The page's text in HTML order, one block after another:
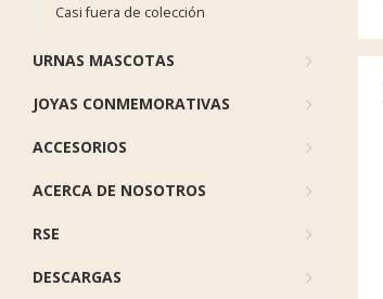
Casi fuera de colección
URNAS MASCOTAS
JOYAS CONMEMORATIVAS
ACCESORIOS
ACERCA DE NOSOTROS
RSE
DESCARGAS